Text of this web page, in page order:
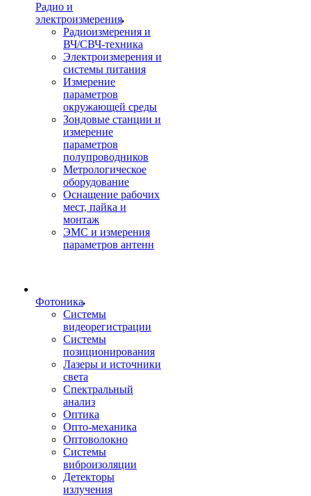
Радио и
электроизмерения
Радиоизмерения и
ВЧ/СВЧ-техника
Электроизмерения и
системы питания
Измерение
параметров
окружающей среды
Зондовые станции и
измерение
параметров
полупроводников
Метрологическое
оборудование
Оснащение рабочих
мест, пайка и
монтаж
ЭМС и измерения
параметров антенн
Фотоника
Cистемы
видеорегистрации
Системы
позиционирования
Лазеры и источники
света
Спектральный
анализ
Оптика
Опто-механика
Оптоволокно
Системы
виброизоляции
Детекторы
излучения